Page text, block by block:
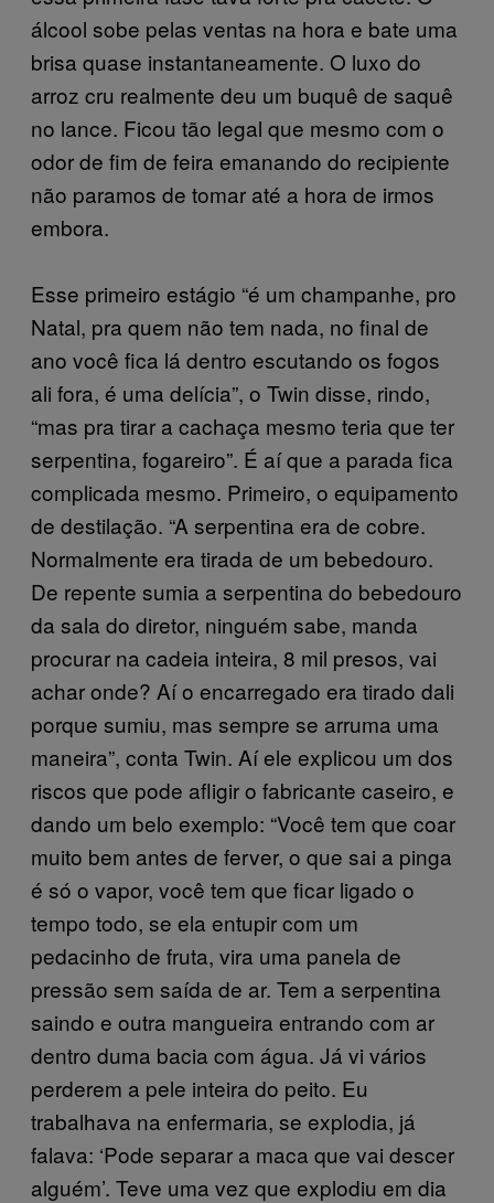
álcool sobe pelas ventas na hora e bate uma
brisa quase instantaneamente. O luxo do
arroz cru realmente deu um buquê de saquê
no lance. Ficou tão legal que mesmo com o
odor de fim de feira emanando do recipiente
não paramos de tomar até a hora de irmos
embora.
Esse primeiro estágio “é um champanhe, pro
Natal, pra quem não tem nada, no final de
ano você fica lá dentro escutando os fogos
ali fora, é uma delícia”, o Twin disse, rindo,
“mas pra tirar a cachaça mesmo teria que ter
serpentina, fogareiro”. É aí que a parada fica
complicada mesmo. Primeiro, o equipamento
de destilação. “A serpentina era de cobre.
Normalmente era tirada de um bebedouro.
De repente sumia a serpentina do bebedouro
da sala do diretor, ninguém sabe, manda
procurar na cadeia inteira, 8 mil presos, vai
achar onde? Aí o encarregado era tirado dali
porque sumiu, mas sempre se arruma uma
maneira”, conta Twin. Aí ele explicou um dos
riscos que pode afligir o fabricante caseiro, e
dando um belo exemplo: “Você tem que coar
muito bem antes de ferver, o que sai a pinga
é só o vapor, você tem que ficar ligado o
tempo todo, se ela entupir com um
pedacinho de fruta, vira uma panela de
pressão sem saída de ar. Tem a serpentina
saindo e outra mangueira entrando com ar
dentro duma bacia com água. Já vi vários
perderem a pele inteira do peito. Eu
trabalhava na enfermaria, se explodia, já
falava: ‘Pode separar a maca que vai descer
alguém’. Teve uma vez que explodiu em dia